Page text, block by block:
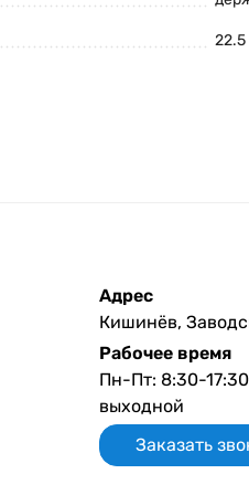
22.5
Адрес
Кишинёв,
Рабочее время
Пн-Пт: 8:30-
выходной
Заказать